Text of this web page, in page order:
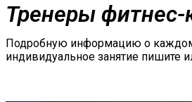
Тренеры
Подробную информацию о каждом
индивидуальное занятие пишите